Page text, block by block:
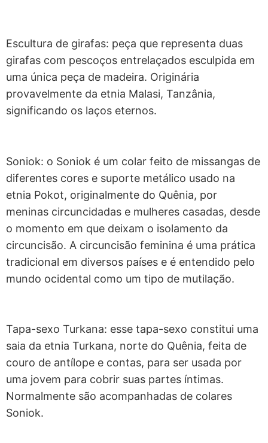
Escultura de girafas: peça que representa duas
girafas com pescoços entrelaçados esculpida em
uma única peça de madeira. Originária
provavelmente da etnia Malasi, Tanzânia,
significando os laços eternos.
Soniok: o Soniok é um colar feito de missangas de
diferentes cores e suporte metálico usado na
etnia Pokot, originalmente do Quênia, por
meninas circuncidadas e mulheres casadas, desde
o momento em que deixam o isolamento da
circuncisão. A circuncisão feminina é uma prática
tradicional em diversos países e é entendido pelo
mundo ocidental como um tipo de mutilação.
Tapa-sexo Turkana: esse tapa-sexo constitui uma
saia da etnia Turkana, norte do Quênia, feita de
couro de antílope e contas, para ser usada por
uma jovem para cobrir suas partes íntimas.
Normalmente são acompanhadas de colares
Soniok.